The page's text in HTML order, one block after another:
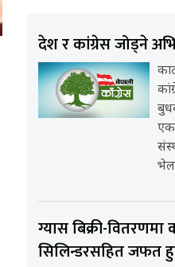
देश र कांग्रेस जोड्ने
ग्यास बिक्री-
सिलिन्डरसहित जफत